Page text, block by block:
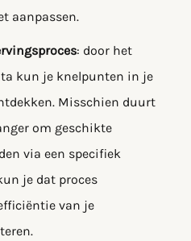
aanpassen.
: door het
kun je knelpunten in je
Misschien duurt
om geschikte
via een specifiek
je dat proces
van je